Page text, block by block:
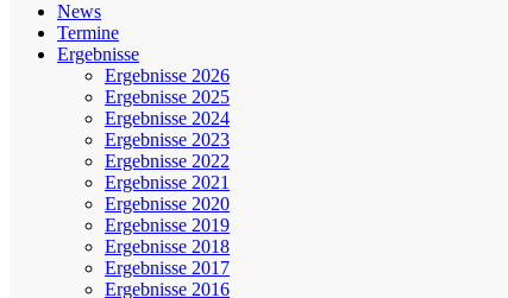
News
Termine
Ergebnisse
Ergebnisse 2026
Ergebnisse 2025
Ergebnisse 2024
Ergebnisse 2023
Ergebnisse 2022
Ergebnisse 2021
Ergebnisse 2020
Ergebnisse 2019
Ergebnisse 2018
Ergebnisse 2017
Ergebnisse 2016